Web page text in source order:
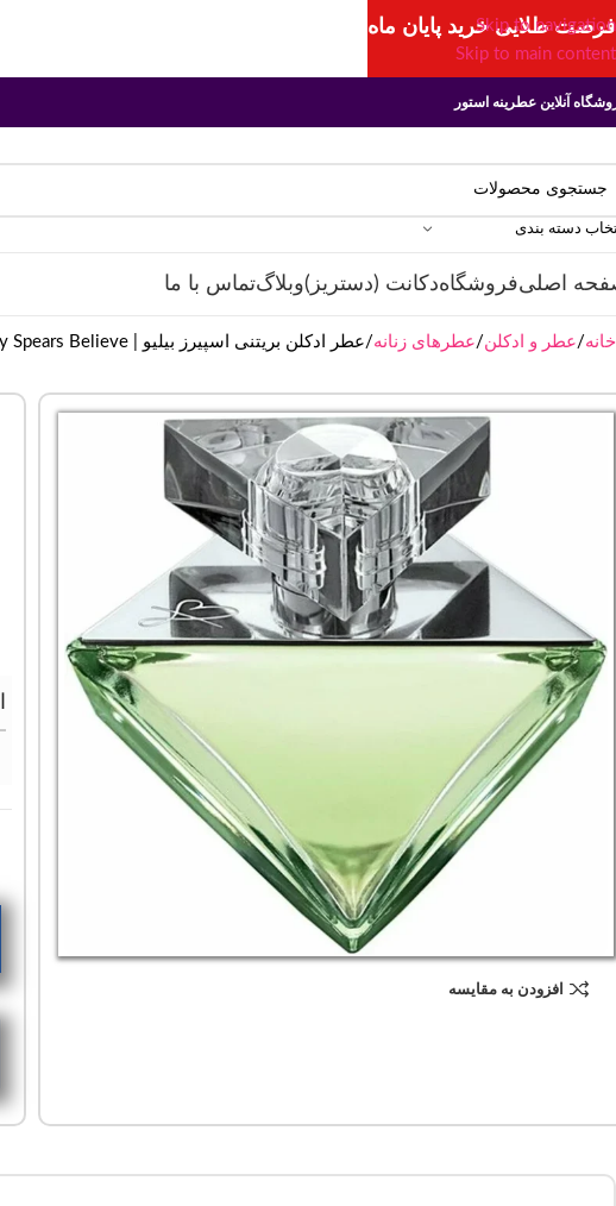
Skip to navigation
Skip to main content
آنلاین عطرینه استور
دسته بندی
اصلیفروشگاهدکانت (دستریز)وبلاگتماس با ما
خانه عطر و ادکلن عطرهای زنانه عطر ادکلن بریتنی اسپیرز بیلیو | Britny Spears Believe
افزودن به مقایسه
فرصت طلایی خرید پایان ماه